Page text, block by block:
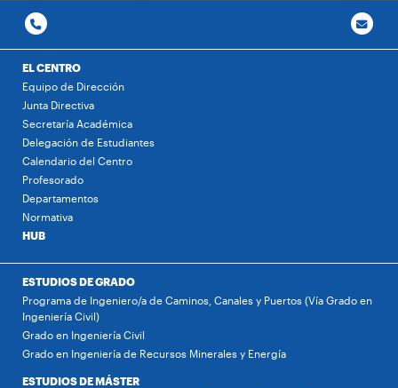
EL CENTRO
Equipo de Dirección
Junta Directiva
Secretaría Académica
Delegación de Estudiantes
Calendario del Centro
Profesorado
Departamentos
Normativa
HUB
ESTUDIOS DE GRADO
Programa de Ingeniero/a de Caminos, Canales y Puertos (Vía Grado en
Ingeniería Civil)
Grado en Ingeniería Civil
Grado en Ingeniería de Recursos Minerales y Energía
ESTUDIOS DE MÁSTER